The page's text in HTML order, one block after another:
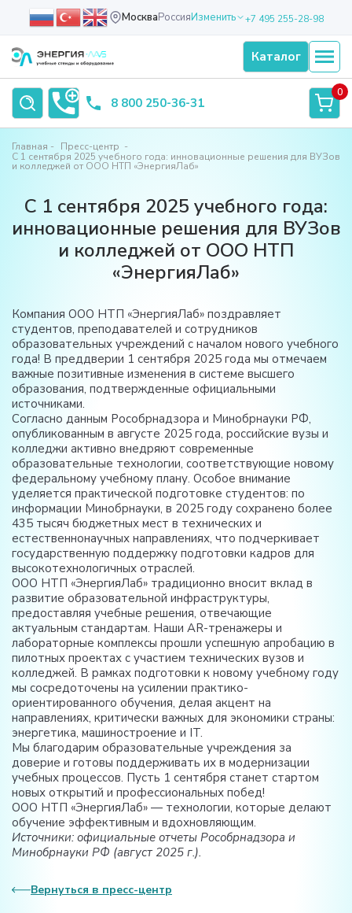
МоскваРоссияИзменить +7 495 255-28-98
Каталог
8 800 250-36-31
0
Главная
Пресс-центр
С 1 сентября 2025 учебного года: инновационные решения для ВУЗов
и колледжей от ООО НТП «ЭнергияЛаб»
С 1 сентября 2025 учебного года:
инновационные решения для ВУЗов
и колледжей от ООО НТП
«ЭнергияЛаб»
Компания ООО НТП «ЭнергияЛаб» поздравляет
студентов, преподавателей и сотрудников
образовательных учреждений с началом нового учебного
года! В преддверии 1 сентября 2025 года мы отмечаем
важные позитивные изменения в системе высшего
образования, подтвержденные официальными
источниками.
Согласно данным Рособрнадзора и Минобрнауки РФ,
опубликованным в августе 2025 года, российские вузы и
колледжи активно внедряют современные
образовательные технологии, соответствующие новому
федеральному учебному плану. Особое внимание
уделяется практической подготовке студентов: по
информации Минобрнауки, в 2025 году сохранено более
435 тысяч бюджетных мест в технических и
естественнонаучных направлениях, что подчеркивает
государственную поддержку подготовки кадров для
высокотехнологичных отраслей.
ООО НТП «ЭнергияЛаб» традиционно вносит вклад в
развитие образовательной инфраструктуры,
предоставляя учебные решения, отвечающие
актуальным стандартам. Наши AR-тренажеры и
лабораторные комплексы прошли успешную апробацию в
пилотных проектах с участием технических вузов и
колледжей. В рамках подготовки к новому учебному году
мы сосредоточены на усилении практико-
ориентированного обучения, делая акцент на
направлениях, критически важных для экономики страны:
энергетика, машиностроение и IT.
Мы благодарим образовательные учреждения за
доверие и готовы поддерживать их в модернизации
учебных процессов. Пусть 1 сентября станет стартом
новых открытий и профессиональных побед!
ООО НТП «ЭнергияЛаб» — технологии, которые делают
обучение эффективным и вдохновляющим.
Источники: официальные отчеты Рособрнадзора и
Минобрнауки РФ (август 2025 г.).
Вернуться в пресс-центр